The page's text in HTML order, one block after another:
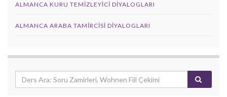
ALMANCA KURU TEMIZLEYICI DIYALOGLARI
ALMANCA ARABA TAMIRCISI DIYALOGLARI